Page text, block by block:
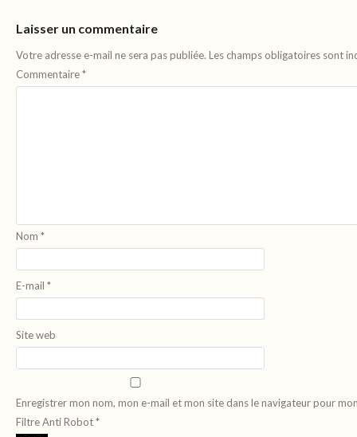
Laisser un commentaire
Votre adresse e-mail ne sera pas publiée. Les champs obligatoires sont
Commentaire*
Nom *
E-mail *
Site web
Enregistrer mon nom, mon e-mail et mon site dans le navigateur pour
Filtre Anti Robot*